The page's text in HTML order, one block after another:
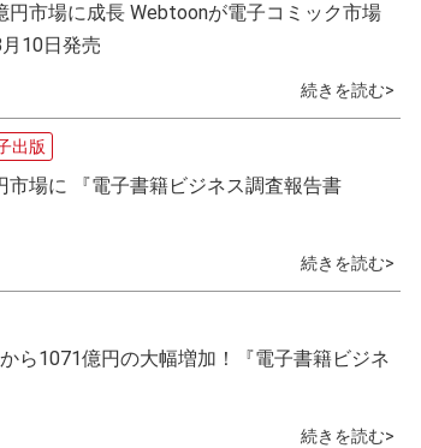
市場に成長 Webtoonが電子コミック市場
10日発売
続きを読む>
出版
場に 『電子書籍ビジネス調査報告書
続きを読む>
ら1071億円の大幅増加！『電子書籍ビジネ
続きを読む>